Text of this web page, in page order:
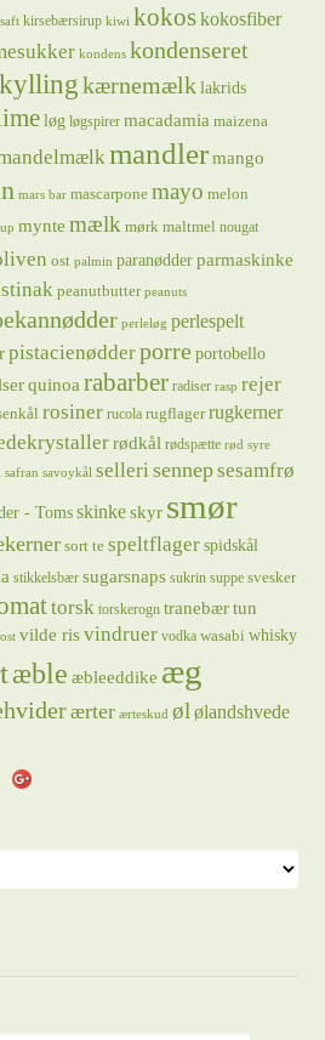
kirsebærsirup kiwi kokoskokosfiber
kondens kondenseret
kylling kærnemælk lakrids
løg løgspirer macadamia maizena
mandler mango
mars bar mascarpone mayo melon
mynte mælk mørk maltmel nougat
ost palmin paranødder parmaskinke
peanutbutter peanuts
perleløg perlespelt
pistacienødderporre portobello
quinoa rabarber radiser rasp rejer
rosiner rucola rugflager rugkerner
rødkål rødspætte rød syre
safran savoykål sellerisennepsesamfrø
- Toms skinke skyr smør
sort te speltflager spidskål
stikkelsbær sugarsnaps sukrin suppe svesker
torsk torskerogn tranebærtun
vilde ris vindruer vodka wasabi whisky
æble æbleeddike æg
ærter ærteskud øl ølandshvede